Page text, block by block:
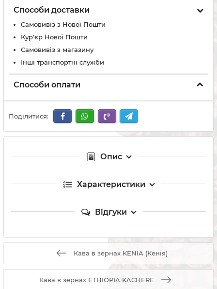
Способи доставки
Самовивіз з Нової Пошти
Кур'єр Нової Пошти
Самовивіз з магазину
Інші транспортні служби
Способи оплати
Поділитися:
Опис
Характеристики
Відгуки
Кава в зернах KENIA (Кенія)
Кава в зернах ETHIOPIA KACHERE